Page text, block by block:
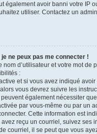
également avoir banni votre IP
utiliser. Contactez un
ne peux pas me connecter !
d’utilisateur et votre mot de
:
et si vous avez indiqué
vous devrez suivre les
également nécessiter
par vous-même ou par un
Cette information est
avez reçu un courriel, suivez ses
courriel, il se peut que vous